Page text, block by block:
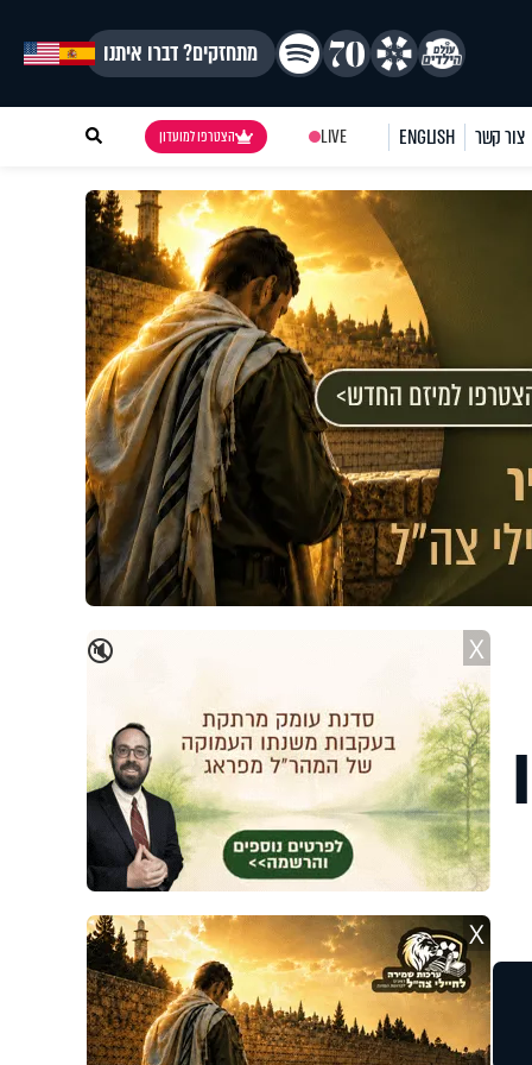
מתחזקים? דברו איתנו
צור קשר ENGLISH
LIVE הצטרפו למועדון
🔇 X
X